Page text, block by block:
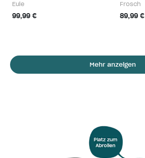
Eule
99,99 €
Frosch
89,99 €
Mehr anzeigen